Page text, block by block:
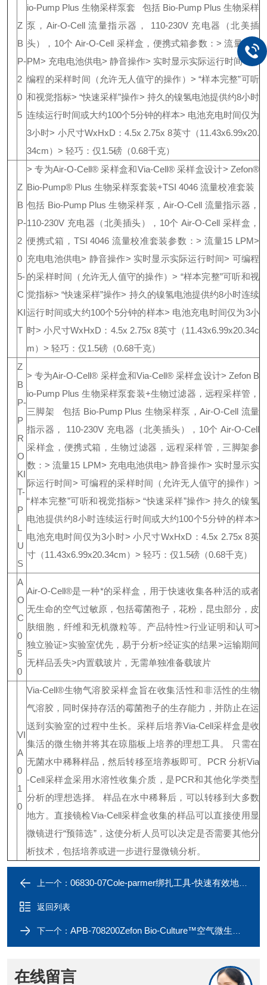
Z
B
P-
2
0
5
io-Pump Plus 生物采样泵套 包括 Bio-Pump Plus 生物采样
泵，Air-O-Cell 流量指示器， 110-230V 充电器（北美插
头），10个 Air-O-Cell 采样盒，便携式箱参数：> 流量15 L
PM> 充电电池供电> 静音操作> 实时显示实际运行时间> 可
编程的采样时间（允许无人值守的操作） > “样本完整”可听
和视觉指标> “快速采样”操作> 持久的镍氢电池提供约8小时
连续运行时间或大约100个5分钟的样本> 电池充电时间仅为
3小时> 小尺寸WxHxD：4.5x 2.75x 8英寸（11.43x6.99x20.
34cm） > 轻巧：仅1.5磅（0.68千克）
Z
B
P-
2
0
5-
C
KI
T
> 专为Air-O-Cell® 采样盒和Via-Cell® 采样盒设计> Zefon®
Bio-Pump® Plus 生物采样泵套装+TSI 4046 流量校准套装
包括 Bio-Pump Plus 生物采样泵，Air-O-Cell 流量指示器，
110-230V 充电器（北美插头），10个 Air-O-Cell 采样盒，
便携式箱，TSI 4046 流量校准套装参数：> 流量15 LPM>
充电电池供电> 静音操作> 实时显示实际运行时间> 可编程
的采样时间（允许无人值守的操作）> “样本完整”可听和视
觉指标> “快速采样”操作> 持久的镍氢电池提供约8小时连续
运行时间或大约100个5分钟的样本> 电池充电时间仅为3小
时> 小尺寸WxHxD：4.5x 2.75x 8英寸（11.43x6.99x20.34c
m） > 轻巧：仅1.5磅（0.68千克）
Z
B
P-
P
R
O
KI
T-
P
L
U
S
> 专为Air-O-Cell® 采样盒和Via-Cell® 采样盒设计> Zefon B
io-Pump Plus 生物采样泵套装+生物过滤器，远程采样管，
三脚架 包括 Bio-Pump Plus 生物采样泵，Air-O-Cell 流量
指示器， 110-230V 充电器（北美插头），10个 Air-O-Cell
采样盒，便携式箱，生物过滤器，远程采样管，三脚架参
数：> 流量15 LPM> 充电电池供电> 静音操作> 实时显示实
际运行时间> 可编程的采样时间（允许无人值守的操作）>
“样本完整”可听和视觉指标> “快速采样”操作> 持久的镍氢
电池提供约8小时连续运行时间或大约100个5分钟的样本>
电池充电时间仅为3小时> 小尺寸WxHxD：4.5x 2.75x 8英
寸（11.43x6.99x20.34cm） > 轻巧：仅1.5磅（0.68千克）
A
O
C
0
5
0
Air-O-Cell®是一种*的采样盒，用于快速收集各种活的或者
无生命的空气过敏原，包括霉菌孢子，花粉，昆虫部分，皮
肤细胞，纤维和无机微粒等。 产品特性>行业证明和认可>
独立验证>实验室优先，易于分析>经证实的结果>运输期间
无样品丢失>内置载玻片，无需单独准备载玻片
VI
A
0
1
0
Via-Cell®生物气溶胶采样盒旨在收集活性和非活性的生物
气溶胶，同时保持存活的霉菌孢子的生存能力，并防止在运
送到实验室的过程中生长。 采样后培养Via-Cell采样盒是收
集活的微生物并将其在琼脂板上培养的理想工具。 只需在
无菌水中稀释样品，然后转移至培养板即可。 PCR 分析Via
-Cell采样盒采用水溶性收集介质，是PCR和其他化学类型
分析的理想选择。 样品在水中稀释后，可以转移到大多数
地方。直接镜检Via-Cell采样盒收集的样品可以直接使用显
微镜进行“预筛选”，这使分析人员可以决定是否需要其他分
析技术，包括培养或进一步进行显微镜分析。
上一个： 06830-07Cole-parmer绑扎工具-快速有效地固定扎带
返回列表
下一个： APB-708200Zefon Bio-Culture™空气微生物采样器
在线留言